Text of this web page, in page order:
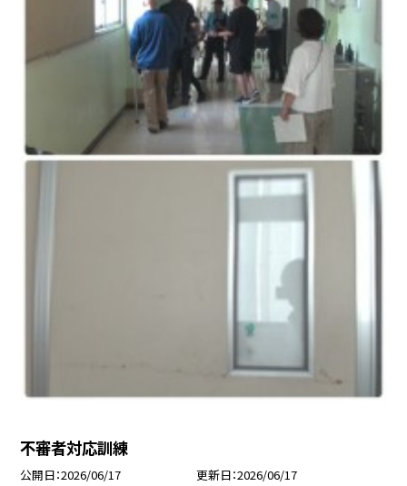
不審者対応訓練
公開日 2026/06/17 更新日 2026/06/17